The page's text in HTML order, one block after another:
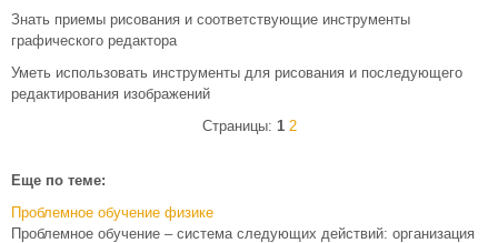
Знать приемы рисования и соответствующие инструменты
графического редактора
Уметь использовать инструменты для рисования и последующего
редактирования изображений
Страницы: 1 2
Еще по теме:
Проблемное обучение физике
Проблемное обучение – система следующих действий: организация